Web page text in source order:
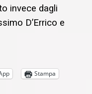
invece dagli
D’Errico e
Stampa